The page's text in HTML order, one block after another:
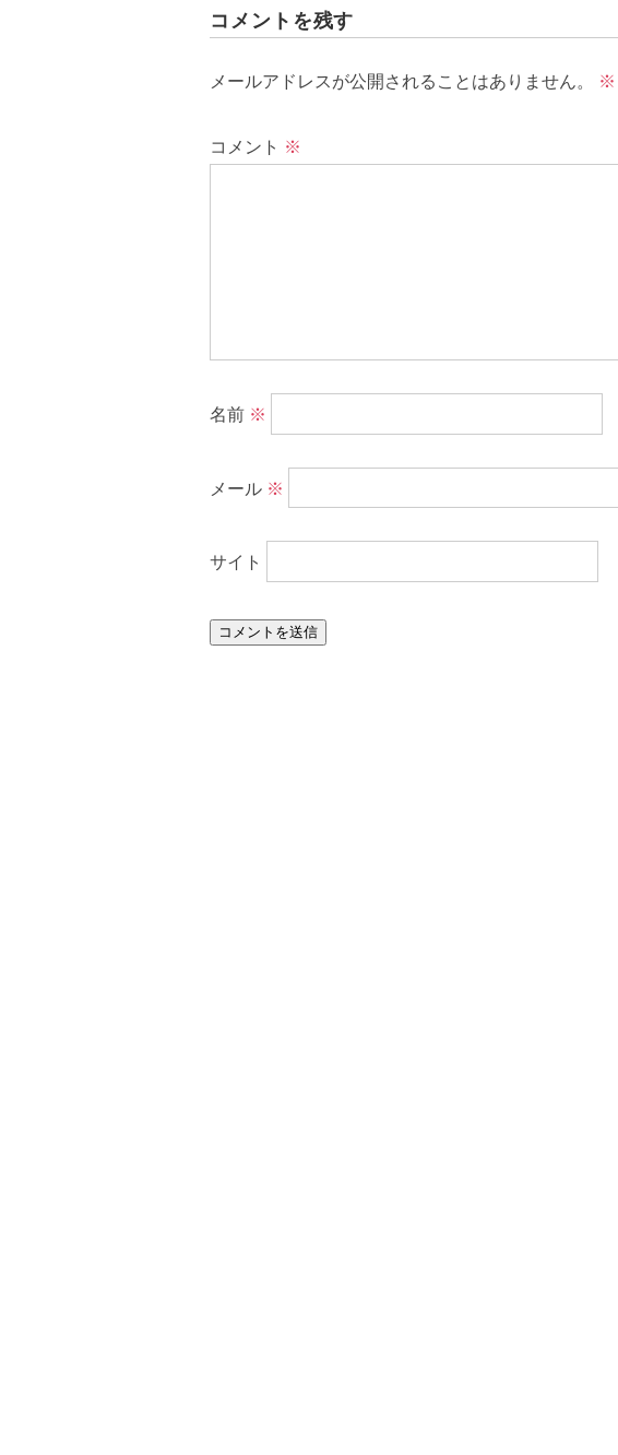
コメントを残す
メールアドレスが公開されることはありません。 ※
コメント ※
名前 ※
メール ※
サイト